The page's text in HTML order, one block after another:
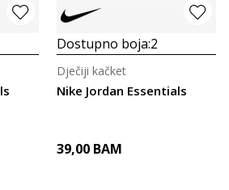
Dostupno boja:2
Nike Jordan Essentials
Dječiji kačket
39,00 BAM